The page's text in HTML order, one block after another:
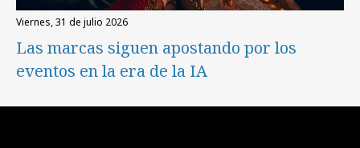
viernes, 31 de julio 2026
Las marcas siguen apostando por los
eventos en la era de la IA